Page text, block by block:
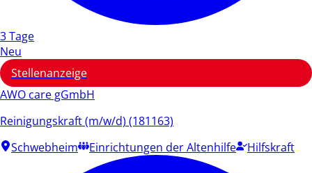
3 Tage
Neu
Stellenanzeige
AWO care gGmbH
Reinigungskraft (m/w/d) (181163)
Schwebheim
Einrichtungen der Altenhilfe Hilfskraft